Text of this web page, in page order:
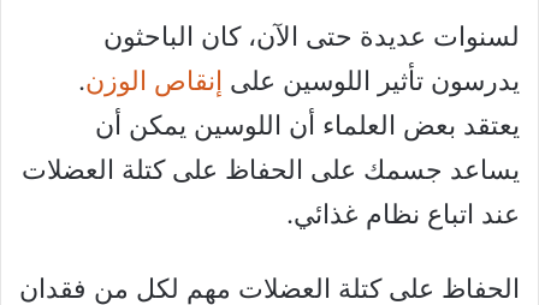
لسنوات عديدة حتى الآن، كان الباحثون
يدرسون تأثير اللوسين على إنقاص الوزن.
يعتقد بعض العلماء أن اللوسين يمكن أن
يساعد جسمك على الحفاظ على كتلة العضلات
عند اتباع نظام غذائي.
الحفاظ على كتلة العضلات مهم لكل من فقدان